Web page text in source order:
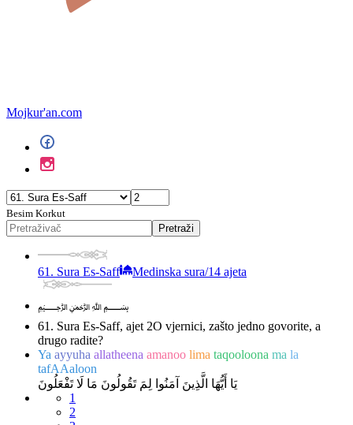
Mojkur'an.com
Besim Korkut
Pretraži
61. Sura Es-Saff Medinska sura/14 ajeta
﷽
61. Sura Es-Saff, ajet 2O vjernici, zašto jedno govorite, a
drugo radite?
Ya ayyuha allatheena amanoo lima taqooloona ma la
tafAAaloon
يَا أَيُّهَا الَّذِينَ آمَنُوا لِمَ تَقُولُونَ مَا لَا تَفْعَلُونَ
1
2